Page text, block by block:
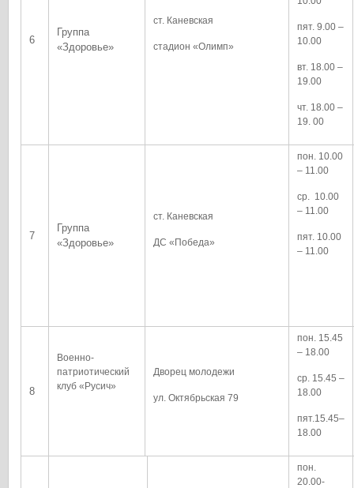
6
Группа
«Здоровье»
ст. Каневская
стадион «Олимп»
пят. 9.00 –
10.00
вт. 18.00 –
19.00
чт. 18.00 –
19. 00
7
Группа
«Здоровье»
ст. Каневская
ДС «Победа»
пон. 10.00
– 11.00
ср. 10.00
– 11.00
пят. 10.00
– 11.00
8
Военно-
патриотический
клуб «Русич»
Дворец молодежи
ул. Октябрьская 79
пон. 15.45
– 18.00
ср. 15.45 –
18.00
пят.15.45–
18.00
пон.
20.00-